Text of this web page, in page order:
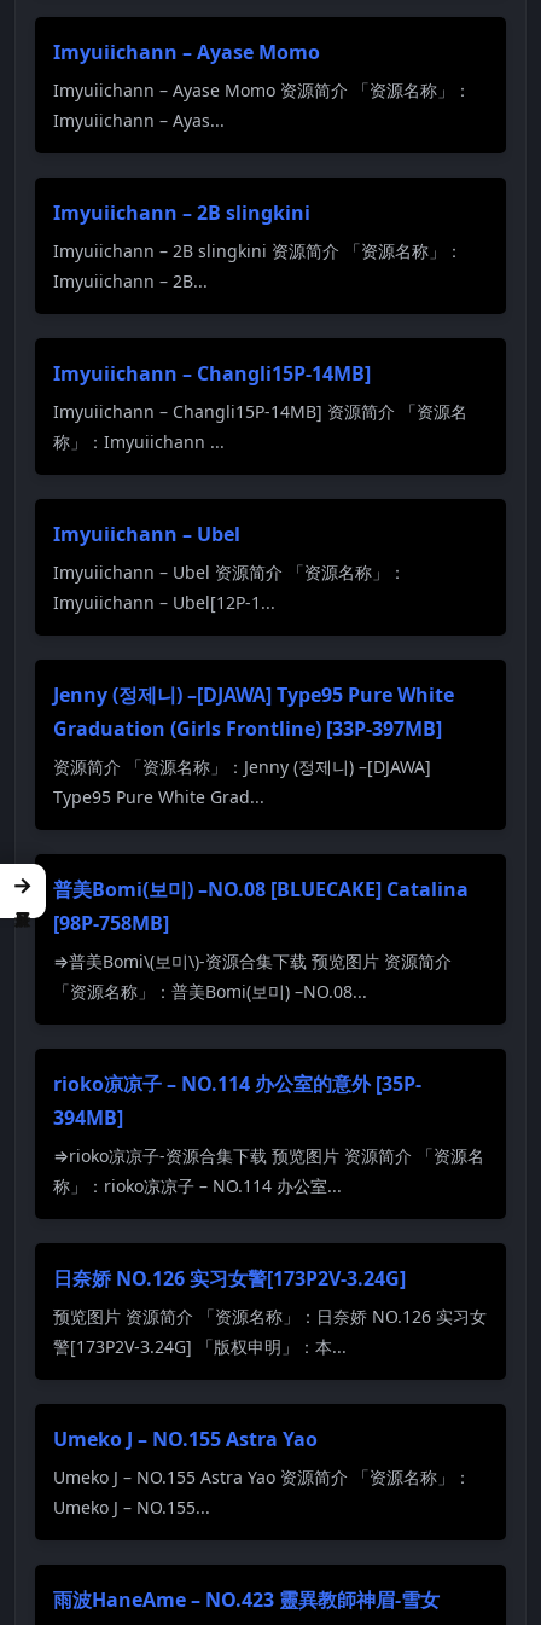
Imyuiichann – Ayase Momo
Imyuiichann – Ayase Momo 资源简介 「资源名称」：
Imyuiichann – Ayas...
Imyuiichann – 2B slingkini
Imyuiichann – 2B slingkini 资源简介 「资源名称」：
Imyuiichann – 2B...
Imyuiichann – Changli15P-14MB]
Imyuiichann – Changli15P-14MB] 资源简介 「资源名
称」：Imyuiichann ...
Imyuiichann – Ubel
Imyuiichann – Ubel 资源简介 「资源名称」：
Imyuiichann – Ubel[12P-1...
Jenny (정제니) –[DJAWA] Type95 Pure White
Graduation (Girls Frontline) [33P-397MB]
资源简介 「资源名称」：Jenny (정제니) –[DJAWA]
Type95 Pure White Grad...
普美Bomi(보미) –NO.08 [BLUECAKE] Catalina
[98P-758MB]
⇒普美Bomi\(보미\)-资源合集下载 预览图片 资源简介
「资源名称」：普美Bomi(보미) –NO.08...
rioko凉凉子 – NO.114 办公室的意外 [35P-
394MB]
⇒rioko凉凉子-资源合集下载 预览图片 资源简介 「资源名
称」：rioko凉凉子 – NO.114 办公室...
日奈娇 NO.126 实习女警[173P2V-3.24G]
预览图片 资源简介 「资源名称」：日奈娇 NO.126 实习女
警[173P2V-3.24G] 「版权申明」：本...
Umeko J – NO.155 Astra Yao
Umeko J – NO.155 Astra Yao 资源简介 「资源名称」：
Umeko J – NO.155...
雨波HaneAme – NO.423 靈異教師神眉-雪女
→